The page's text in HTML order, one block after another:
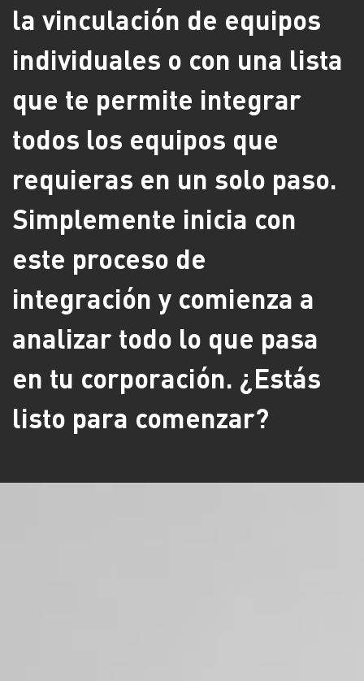
la vinculación de equipos
individuales o con una lista
que te permite integrar
todos los equipos que
requieras en un solo paso.
Simplemente inicia con
este proceso de
integración y comienza a
analizar todo lo que pasa
en tu corporación. ¿Estás
listo para comenzar?